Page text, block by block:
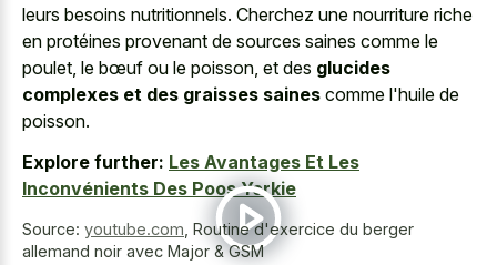
leurs besoins nutritionnels. Cherchez une nourriture riche
en protéines provenant de sources saines comme le
poulet, le bœuf ou le poisson, et des glucides
complexes et des graisses saines comme l'huile de
poisson.
Explore further: Les Avantages Et Les
Inconvénients Des Poos Yorkie
Source: youtube.com Routine d'exercice du berger
allemand noir avec Major & GSM